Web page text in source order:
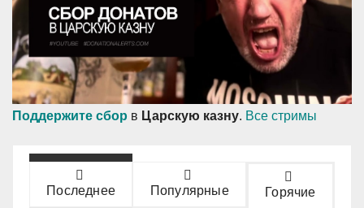
Поддержите сбор в Царскую казну. Все стримы
Последнее Популярные Горячие